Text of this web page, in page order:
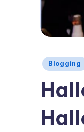
Geplaatst
Blogging